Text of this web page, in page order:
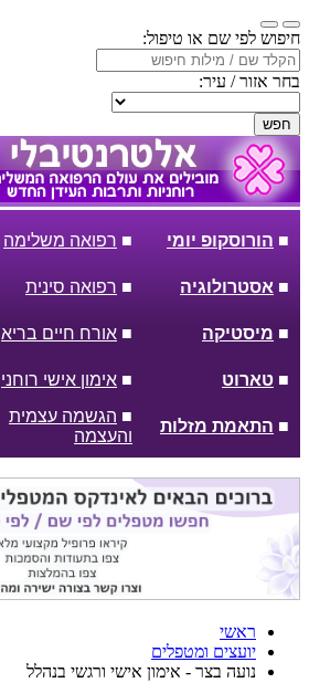
חיפוש לפי שם או טיפול:
בחר אזור / עיר:
חפש
■ הורוסקופ יומי ■ רפואה משלימה
■ אסטרולוגיה ■ רפואה סינית
■ מיסטיקה ■ אורח חיים בריא
■ טארוט ■ אימון אישי רוחני
■ התאמת מזלות
■ הגשמה עצמית
והעצמה
ראשי
יועצים ומטפלים
נועה בצר - אימון אישי ורגשי בנהלל